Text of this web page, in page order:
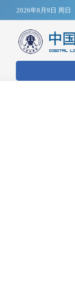
2026年8月9日 周日